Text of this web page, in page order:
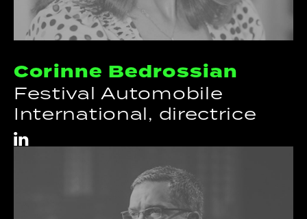
Corinne Bedrossian
Festival Automobile
International, directrice
i